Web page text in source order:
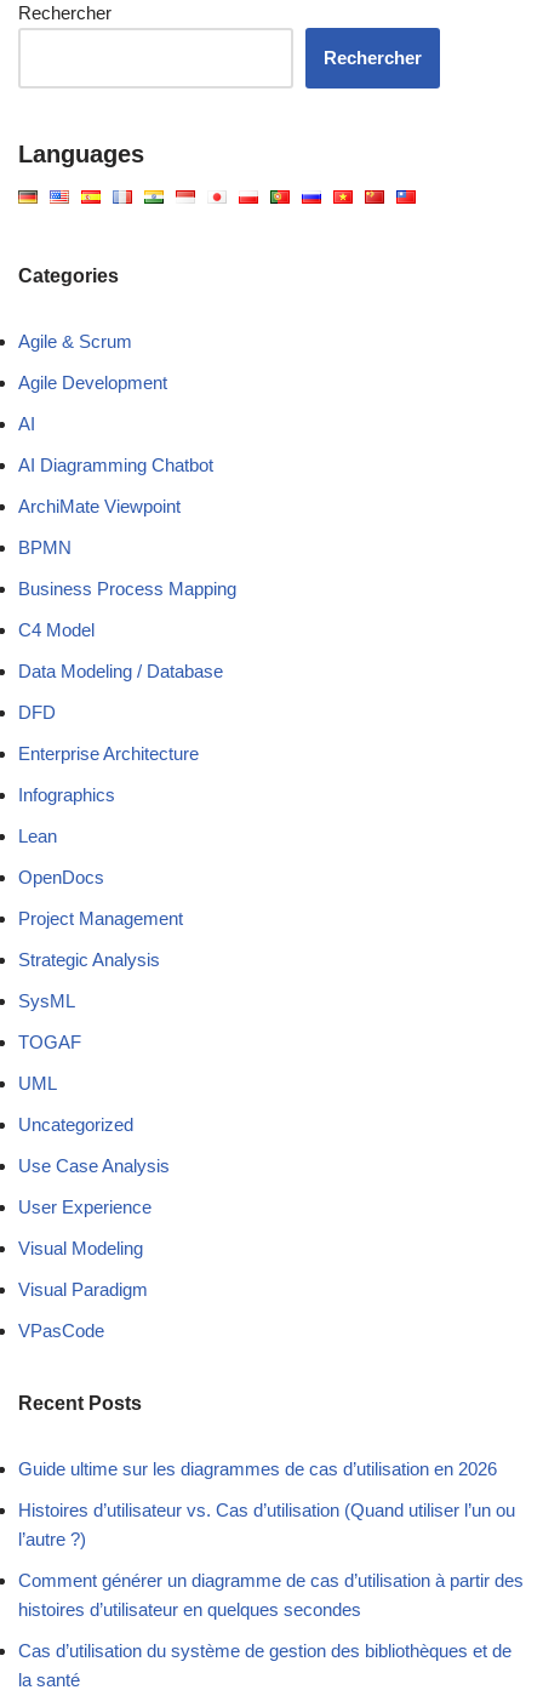
Rechercher
Rechercher
Languages
Categories
Agile & Scrum
Agile Development
AI
AI Diagramming Chatbot
ArchiMate Viewpoint
BPMN
Business Process Mapping
C4 Model
Data Modeling / Database
DFD
Enterprise Architecture
Infographics
Lean
OpenDocs
Project Management
Strategic Analysis
SysML
TOGAF
UML
Uncategorized
Use Case Analysis
User Experience
Visual Modeling
Visual Paradigm
VPasCode
Recent Posts
Guide ultime sur les diagrammes de cas d’utilisation en 2026
Histoires d’utilisateur vs. Cas d’utilisation (Quand utiliser l’un ou
l’autre ?)
Comment générer un diagramme de cas d’utilisation à partir des
histoires d’utilisateur en quelques secondes
Cas d’utilisation du système de gestion des bibliothèques et de
la santé